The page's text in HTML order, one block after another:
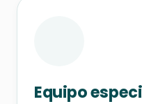
Equipo